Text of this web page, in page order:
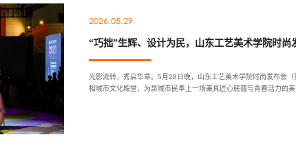
2026.05.29
“巧拙”生辉、设计为民，山东工艺美术学院时尚
光影流转，秀启华章。5月28日晚，山东工艺美术学院时尚发布会
相城市文化殿堂，为泉城市民奉上一场兼具匠心底蕴与青春活力的